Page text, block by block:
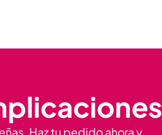
Haz tu pedido ahora y